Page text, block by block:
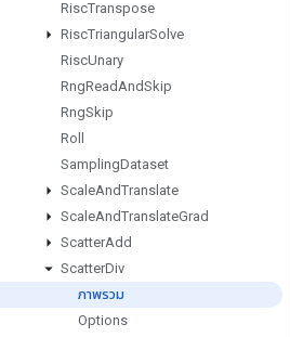
RiscTranspose
RiscTriangularSolve
RiscUnary
RngReadAndSkip
RngSkip
Roll
SamplingDataset
ScaleAndTranslate
ScaleAndTranslateGrad
ScatterAdd
ScatterDiv
ภาพรวม
Options